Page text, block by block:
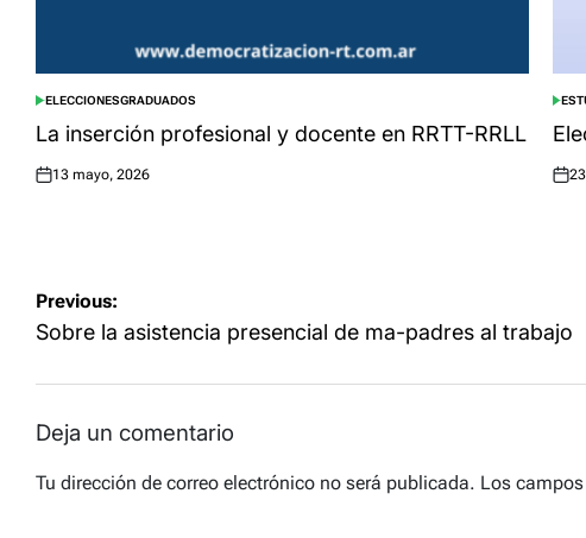
POSTED
IN
ELECCIONESGRADUADOS
La inserción profesional y docente en RRTT-RRLL
Posted
13 mayo, 2026
IN
Navegación
de
Previous:
Sobre la asistencia presencial de ma-padres al trabajo
Deja un comentario
Tu dirección de correo electrónico no será publicada. Los